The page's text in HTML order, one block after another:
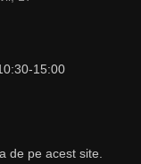
15:00
de pe acest site.